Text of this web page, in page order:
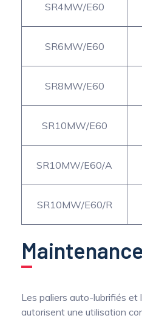
SR4MW/E60
SR6MW/E60
SR8MW/E60
SR10MW/E60
SR10MW/E60/A
SR10MW/E60/R
Maintenance
Les paliers auto-lubrifiés
autorisent une utilisation